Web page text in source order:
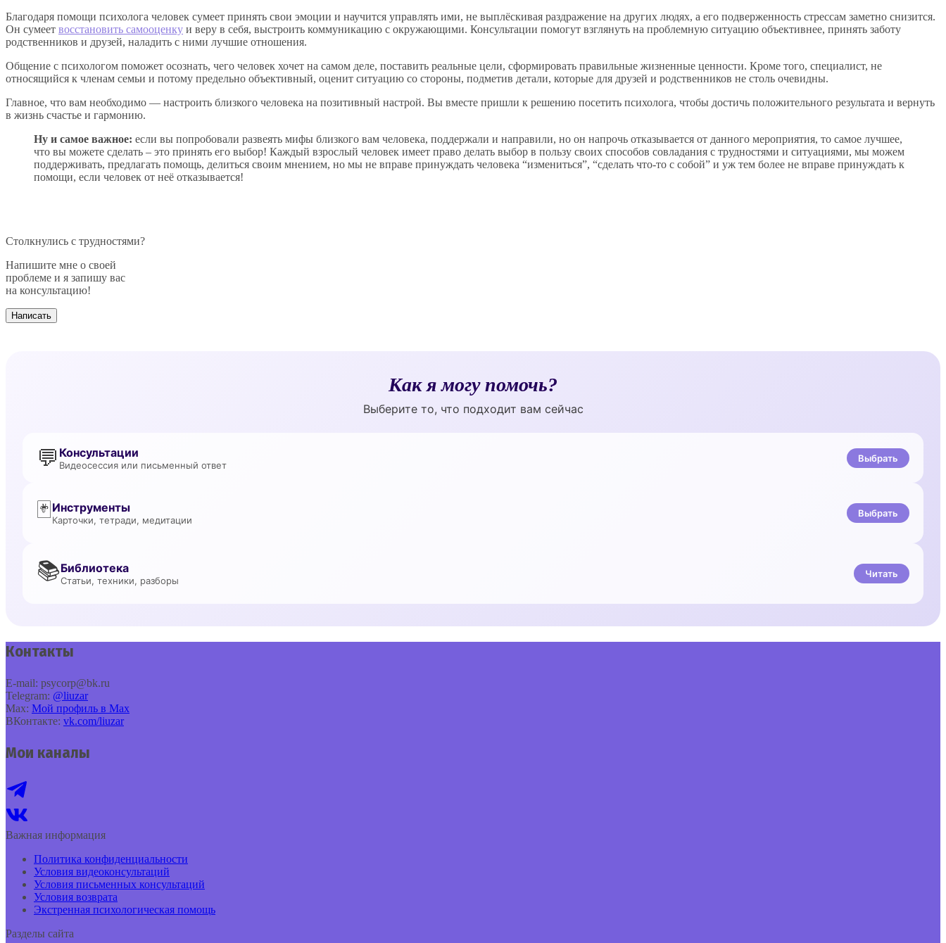
Благодаря помощи психолога человек сумеет принять свои эмоции и научится управлять ими, не выплёскивая раздражение на других людях, а его подверженность стрессам заметно снизится.
Он сумеет восстановить самооценку и веру в себя, выстроить коммуникацию с окружающими. Консультации помогут взглянуть на проблемную ситуацию объективнее, принять заботу
родственников и друзей, наладить с ними лучшие отношения.
Общение с психологом поможет осознать, чего человек хочет на самом деле, поставить реальные цели, сформировать правильные жизненные ценности. Кроме того, специалист, не
относящийся к членам семьи и потому предельно объективный, оценит ситуацию со стороны, подметив детали, которые для друзей и родственников не столь очевидны.
Главное, что вам необходимо — настроить близкого человека на позитивный настрой. Вы вместе пришли к решению посетить психолога, чтобы достичь положительного результата и вернуть
в жизнь счастье и гармонию.
Ну и самое важное: если вы попробовали развеять мифы близкого вам человека, поддержали и направили, но он напрочь отказывается от данного мероприятия, то самое лучшее,
что вы можете сделать – это принять его выбор! Каждый взрослый человек имеет право делать выбор в пользу своих способов совладания с трудностями и ситуациями, мы можем
поддерживать, предлагать помощь, делиться своим мнением, но мы не вправе принуждать человека “измениться”, “сделать что-то с собой” и уж тем более не вправе принуждать к
помощи, если человек от неё отказывается!
Столкнулись с трудностями?
Напишите мне о своей
проблеме и я запишу вас
на консультацию!
Написать
Как я могу помочь?
Выберите то, что подходит вам сейчас
💬 Консультации
Видеосессия или письменный ответ
Выбрать
🃏Инструменты
Карточки, тетради, медитации
Выбрать
📚Библиотека
Статьи, техники, разборы
Читать
Контакты
E‑mail: psycorp@bk.ru
Telegram: @liuzar
Max: Мой профиль в Max
ВКонтакте: vk.com/liuzar
Мои каналы
Важная информация
Политика конфиденциальности
Условия видеоконсультаций
Условия письменных консультаций
Условия возврата
Экстренная психологическая помощь
Разделы сайта